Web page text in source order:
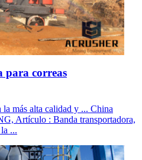
para correas
la más alta calidad y ... China
Artículo : Banda transportadora,
...